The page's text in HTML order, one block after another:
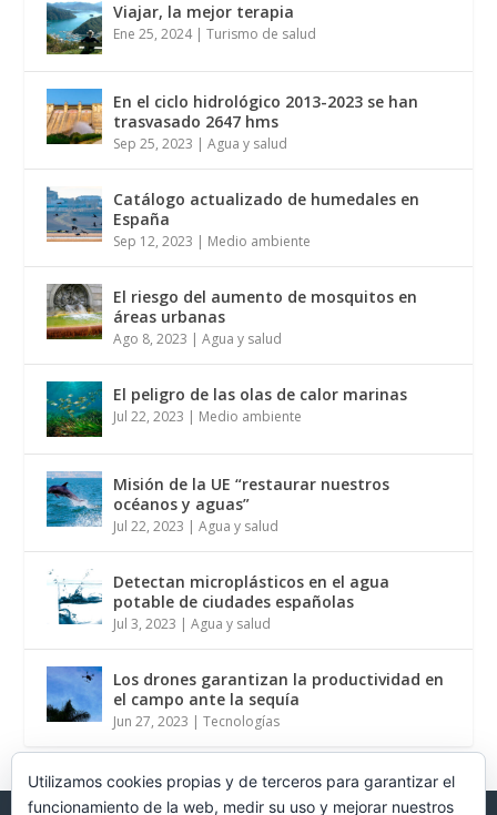
Viajar, la mejor terapia
Ene 25, 2024|Turismo de salud
En el ciclo hidrológico 2013-2023 se han
trasvasado 2647 hms
Sep 25, 2023 |Agua y salud
Catálogo actualizado de humedales en
España
Sep 12, 2023 | Medio ambiente
El riesgo del aumento de mosquitos en
áreas urbanas
Ago 8, 2023 |Agua y salud
El peligro de las olas de calor marinas
Jul 22, 2023 | Medio ambiente
Misión de la UE “restaurar nuestros
océanos y aguas”
Jul 22, 2023 |Agua y salud
Detectan microplásticos en el agua
potable de ciudades españolas
Jul 3, 2023 |Agua y salud
Los drones garantizan la productividad en
el campo ante la sequía
Jun 27, 2023 |Tecnologías
Utilizamos cookies propias y de terceros para garantizar el
funcionamiento de la web, medir su uso y mejorar nuestros